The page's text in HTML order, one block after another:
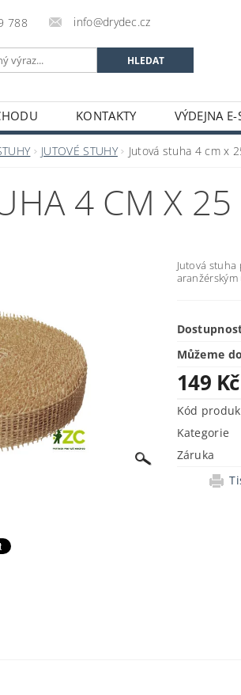
788 info@drydec.cz
KONTAKTY VÝDEJNA
OBCHODNÍ PODMÍNKY
JUTOVÉ STUHY Jutová stuha 4 cm x
4 CM X
Jutová
aranžérským
Můžeme
149 Kč
Kód
Kategorie
Záruka